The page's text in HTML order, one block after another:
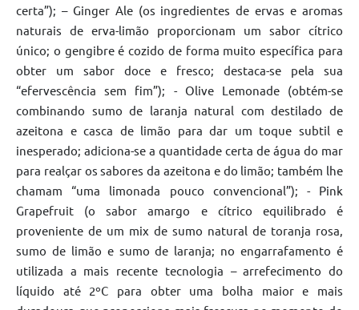
certa”); – Ginger Ale (os ingredientes de ervas e aromas
naturais de erva-limão proporcionam um sabor cítrico
único; o gengibre é cozido de forma muito específica para
obter um sabor doce e fresco; destaca-se pela sua
“efervescência sem fim”); - Olive Lemonade (obtém-se
combinando sumo de laranja natural com destilado de
azeitona e casca de limão para dar um toque subtil e
inesperado; adiciona-se a quantidade certa de água do mar
para realçar os sabores da azeitona e do limão; também lhe
chamam “uma limonada pouco convencional”); - Pink
Grapefruit (o sabor amargo e cítrico equilibrado é
proveniente de um mix de sumo natural de toranja rosa,
sumo de limão e sumo de laranja; no engarrafamento é
utilizada a mais recente tecnologia – arrefecimento do
líquido até 2ºC para obter uma bolha maior e mais